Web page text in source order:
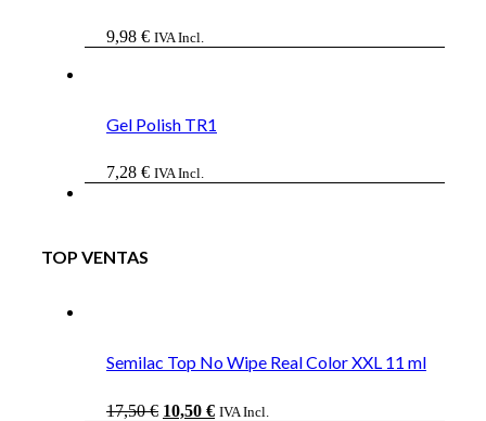
9,98 € IVA Incl.
Gel Polish TR1
7,28 € IVA Incl.
TOP VENTAS
Semilac Top No Wipe Real Color XXL 11 ml
17,50€ El
10,50 €ElIVA Incl.